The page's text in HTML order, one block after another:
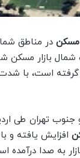
در مناطق
شمال بازار
در بازار شکل گرفته
تهران طی
افزایش یافته و
به صدا درآمده